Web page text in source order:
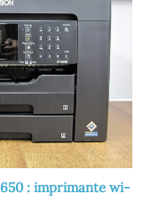
: imprimante wi-